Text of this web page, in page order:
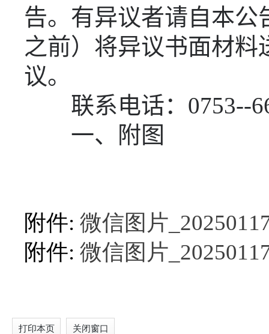
告。有异议者请自本公
之前）将异议书面材
议。
联系电话： 0753--
一、附图
附件: 微信图片
附件: 微信图片
打印本页 关闭窗口